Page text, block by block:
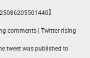
】
comments | Twitter rising
tweet was published to